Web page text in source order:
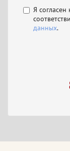
Я согласен
данных.